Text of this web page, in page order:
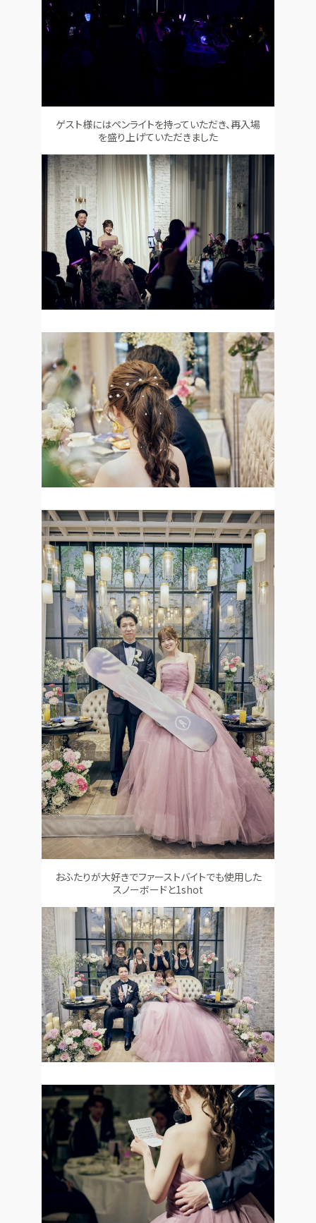
ゲスト様にはペンライトを持っていただき、再入場
を盛り上げていただきました
おふたりが大好きでファーストバイトでも使用した
スノーボードと1shot